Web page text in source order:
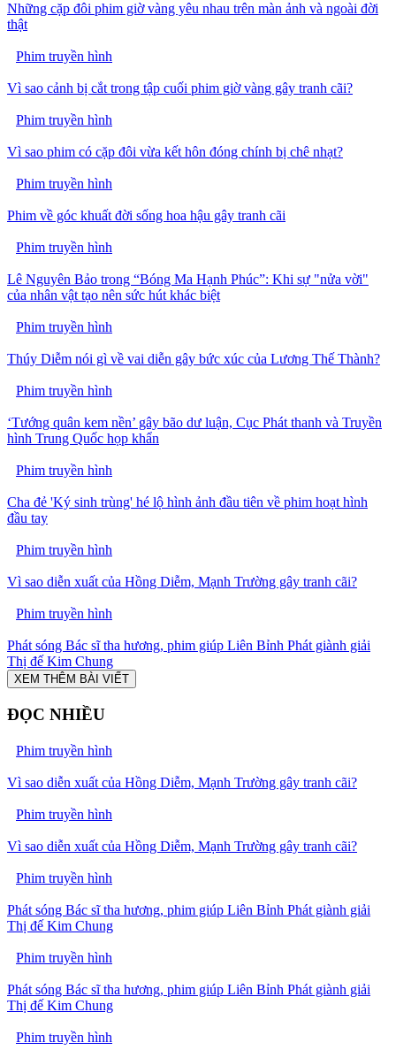
Những cặp đôi phim giờ vàng yêu nhau trên màn ảnh và ngoài đời
thật
Phim truyền hình
Vì sao cảnh bị cắt trong tập cuối phim giờ vàng gây tranh cãi?
Phim truyền hình
Vì sao phim có cặp đôi vừa kết hôn đóng chính bị chê nhạt?
Phim truyền hình
Phim về góc khuất đời sống hoa hậu gây tranh cãi
Phim truyền hình
Lê Nguyên Bảo trong “Bóng Ma Hạnh Phúc”: Khi sự "nửa vời"
của nhân vật tạo nên sức hút khác biệt
Phim truyền hình
Thúy Diễm nói gì về vai diễn gây bức xúc của Lương Thế Thành?
Phim truyền hình
‘Tướng quân kem nền’ gây bão dư luận, Cục Phát thanh và Truyền
hình Trung Quốc họp khẩn
Phim truyền hình
Cha đẻ 'Ký sinh trùng' hé lộ hình ảnh đầu tiên về phim hoạt hình
đầu tay
Phim truyền hình
Vì sao diễn xuất của Hồng Diễm, Mạnh Trường gây tranh cãi?
Phim truyền hình
Phát sóng Bác sĩ tha hương, phim giúp Liên Bỉnh Phát giành giải
Thị đế Kim Chung
XEM THÊM BÀI VIẾT
ĐỌC NHIỀU
Phim truyền hình
Vì sao diễn xuất của Hồng Diễm, Mạnh Trường gây tranh cãi?
Phim truyền hình
Vì sao diễn xuất của Hồng Diễm, Mạnh Trường gây tranh cãi?
Phim truyền hình
Phát sóng Bác sĩ tha hương, phim giúp Liên Bỉnh Phát giành giải
Thị đế Kim Chung
Phim truyền hình
Phát sóng Bác sĩ tha hương, phim giúp Liên Bỉnh Phát giành giải
Thị đế Kim Chung
Phim truyền hình